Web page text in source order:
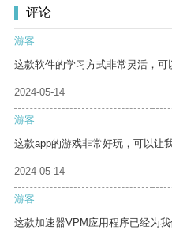
评论
游客
这款软件的学习方式非常灵活，可
2024-05-14
游客
这款app的游戏非常好玩，可以让
2024-05-14
游客
这款加速器VPM应用程序已经为我